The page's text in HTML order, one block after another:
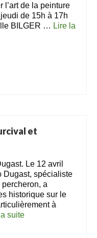
l’art de la peinture
de 15h à 17h
BILGER … Lire la
et
Le 12 avril
Dugast, spécialiste
a
historique sur le
à
suite­­